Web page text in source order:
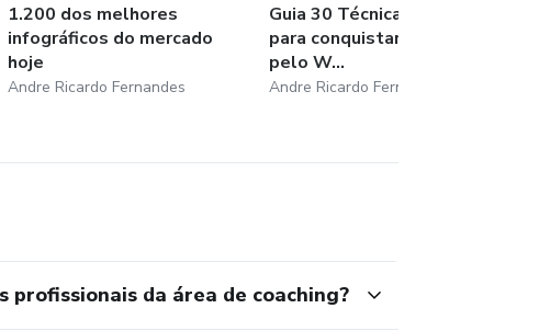
1.200 dos melhores
infográficos do mercado
hoje
Andre Ricardo Fernandes
Guia 30 Técnicas poderosas
para conquistar uma garota
pelo W...
Andre Ricardo Fernandes
profissionais da área de coaching?